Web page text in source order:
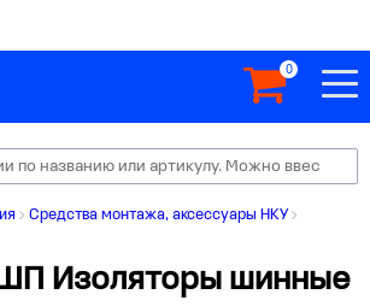
0
Средства монтажа, аксессуары НКУ
Изоляторы шинные